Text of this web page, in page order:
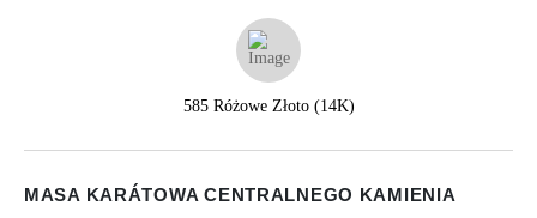
585 Różowe Złoto (14K)
MASA KARÁTOWA CENTRALNEGO KAMIENIA